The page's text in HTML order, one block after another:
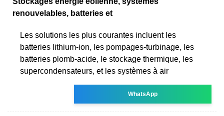
renouvelables, batteries et
Les solutions les plus courantes incluent les
batteries lithium-ion, les pompages-turbinage, les
batteries plomb-acide, le stockage thermique, les
supercondensateurs, et les systèmes à air
WhatsApp